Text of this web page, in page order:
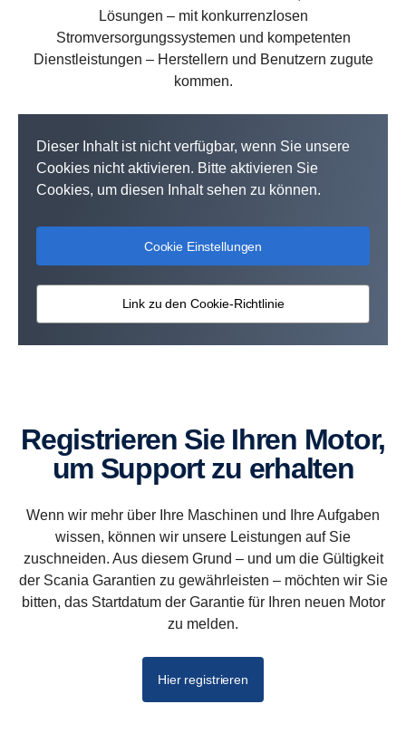
Lösungen – mit konkurrenzlosen
Stromversorgungssystemen und kompetenten
Dienstleistungen – Herstellern und Benutzern zugute
kommen.
Dieser Inhalt ist nicht verfügbar, wenn Sie unsere
Cookies nicht aktivieren. Bitte aktivieren Sie
Cookies, um diesen Inhalt sehen zu können.
Cookie Einstellungen
Link zu den Cookie-Richtlinie
Registrieren Sie Ihren Motor,
um Support zu erhalten
Wenn wir mehr über Ihre Maschinen und Ihre Aufgaben
wissen, können wir unsere Leistungen auf Sie
zuschneiden. Aus diesem Grund – und um die Gültigkeit
der Scania Garantien zu gewährleisten – möchten wir Sie
bitten, das Startdatum der Garantie für Ihren neuen Motor
zu melden.
Hier registrieren